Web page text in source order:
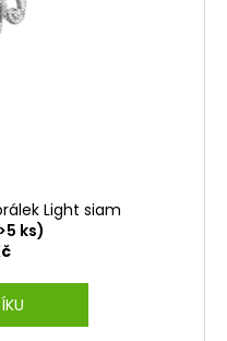
Light siam
ks)